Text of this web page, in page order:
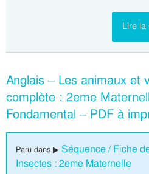
Lire la
Anglais – Les animaux et
complète : 2eme
Fondamental – PDF à
Paru dans ▶ Séquence / Fiche
Insectes : 2eme Maternelle